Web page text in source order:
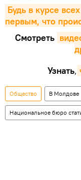
Будь в курсе
первым, что
Смотреть
Узнать,
Общество В Молдове
Национальное бюро